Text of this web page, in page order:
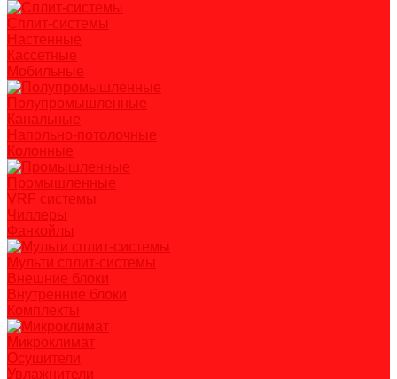
Сплит-системы
Настенные
Кассетные
Мобильные
Полупромышленные
Канальные
Напольно-потолочные
Колонные
Промышленные
VRF системы
Чиллеры
Фанкойлы
Мульти сплит-системы
Внешние блоки
Внутренние блоки
Комплекты
Микроклимат
Осушители
Увлажнители